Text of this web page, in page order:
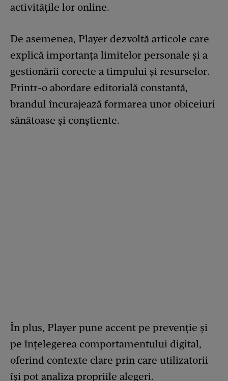
activitățile lor online.
De asemenea, Player dezvoltă articole care
explică importanța limitelor personale și a
gestionării corecte a timpului și resurselor.
Printr-o abordare editorială constantă,
brandul încurajează formarea unor obiceiuri
sănătoase și conștiente.
În plus, Player pune accent pe prevenție și
pe înțelegerea comportamentului digital,
oferind contexte clare prin care utilizatorii
își pot analiza propriile alegeri.